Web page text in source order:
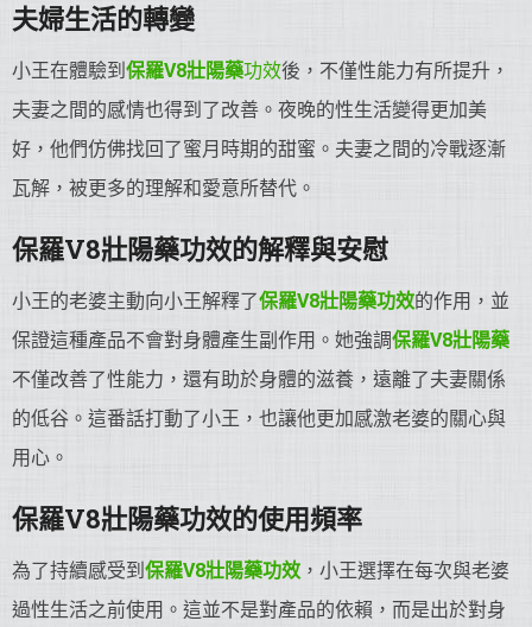
夫婦生活的轉變
小王在體驗到 保羅V8壯陽藥功效後，不僅性能力有所提升，
夫妻之間的感情也得到了改善。夜晚的性生活變得更加美
好，他們仿佛找回了蜜月時期的甜蜜。夫妻之間的冷戰逐漸
瓦解，被更多的理解和愛意所替代。
保羅V8壯陽藥功效的解釋與安慰
小王的老婆主動向小王解釋了保羅V8壯陽藥功效的作用，並
保證這種產品不會對身體產生副作用。她強調保羅V8壯陽藥
不僅改善了性能力，還有助於身體的滋養，遠離了夫妻關係
的低谷。這番話打動了小王，也讓他更加感激老婆的關心與
用心。
保羅V8壯陽藥功效的使用頻率
為了持續感受到 保羅V8壯陽藥功效 ，小王選擇在每次與老婆
過性生活之前使用。這並不是對產品的依賴，而是出於對身